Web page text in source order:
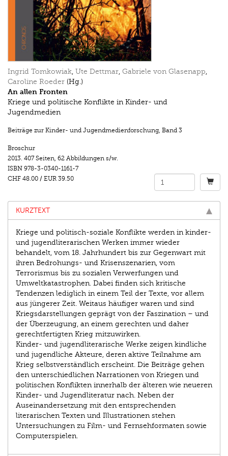
Ingrid Tomkowiak, Ute Dettmar, Gabriele von Glasenapp,
Caroline Roeder (Hg.)
An allen Fronten
Kriege und politische Konflikte in Kinder- und
Jugendmedien
Beiträge zur Kinder- und Jugendmedienforschung, Band 3
Broschur
2013. 407 Seiten, 62 Abbildungen s/w.
ISBN 978-3-0340-1161-7
CHF 48.00 / EUR 39.50
KURZTEXT
Kriege und politisch-soziale Konflikte werden in kinder-
und jugendliterarischen Werken immer wieder
behandelt, vom 18. Jahrhundert bis zur Gegenwart mit
ihren Bedrohungs- und Krisenszenarien, vom
Terrorismus bis zu sozialen Verwerfungen und
Umweltkatastrophen. Dabei finden sich kritische
Tendenzen lediglich in einem Teil der Texte, vor allem
aus jüngerer Zeit. Weitaus häufiger waren und sind
Kriegsdarstellungen geprägt von der Faszination – und
der Überzeugung, an einem gerechten und daher
gerechtfertigten Krieg mitzuwirken.
Kinder- und jugendliterarische Werke zeigen kindliche
und jugendliche Akteure, deren aktive Teilnahme am
Krieg selbstverständlich erscheint. Die Beiträge gehen
den unterschiedlichen Narrationen von Kriegen und
politischen Konflikten innerhalb der älteren wie neueren
Kinder- und Jugendliteratur nach. Neben der
Auseinandersetzung mit den entsprechenden
literarischen Texten und Illustrationen stehen
Untersuchungen zu Film- und Fernsehformaten sowie
Computerspielen.